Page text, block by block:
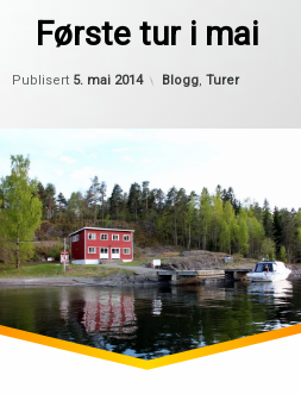
Første tur i mai
Publisert 5. mai 2014
Oppdatert
Kategorier:
Blogg,Turer
nordre langøra
rydding